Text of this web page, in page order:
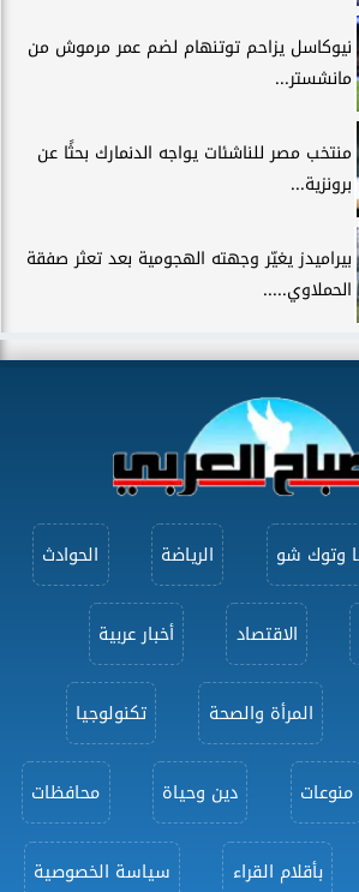
نيوكاسل يزاحم توتنهام لضم عمر مرموش من
مانشستر...
منتخب مصر للناشئات يواجه الدنمارك بحثًا عن
برونزية...
بيراميدز يغيّر وجهته الهجومية بعد تعثر صفقة
الحملاوي.....
وتوك شو الرياضة الحوادث
الاقتصاد أخبار عربية
المرأة والصحة تكنولوجيا
منوعات دين وحياة محافظات
بأقلام القراء سياسة الخصوصية